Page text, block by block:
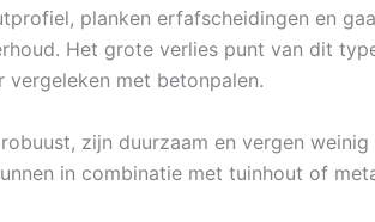
planken erfafscheidingen en
Het grote verlies punt van dit
vergeleken met betonpalen.
zijn duurzaam en vergen
in combinatie met tuinhout of